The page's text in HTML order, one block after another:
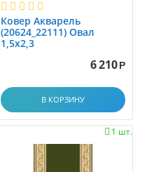
Ковер Акварель
(20624_22111) Овал
1,5х2,3
6 210 Р
В КОРЗИНУ
1 шт.
